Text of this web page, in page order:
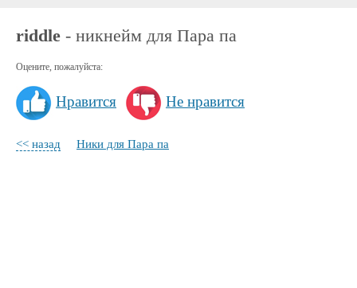
riddle - никнейм для Пара па
Оцените, пожалуйста:
Нравится Не нравится
<< назад Ники для Пара па